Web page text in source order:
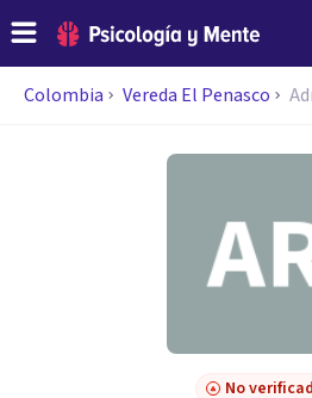
Colombia Vereda El Penasco
No